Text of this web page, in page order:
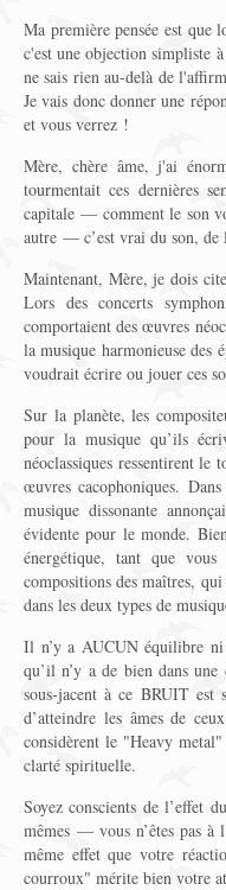
Ma première pensée est que
c'est une objection simpliste
ne sais rien au-delà de
Je vais donc donner une
et vous verrez !
Mère, chère âme, j'ai
tourmentait ces dernières
capitale — comment le son
autre — c’est vrai du son, de
Maintenant, Mère, je dois
Lors des concerts
comportaient des œuvres
la musique harmonieuse des
voudrait écrire ou jouer ces
Sur la planète, les
pour la musique qu’ils
néoclassiques ressentirent
œuvres cacophoniques.
musique dissonante
évidente pour le monde.
énergétique, tant que
compositions des maîtres,
dans les deux types de
Il n’y a AUCUN équilibre ni
qu’il n’y a de bien dans
sous-jacent à ce BRUIT est
d’atteindre les âmes de
considèrent le "Heavy
clarté spirituelle.
Soyez conscients de l’effet
mêmes — vous n’êtes pas
même effet que votre
courroux" mérite bien votre